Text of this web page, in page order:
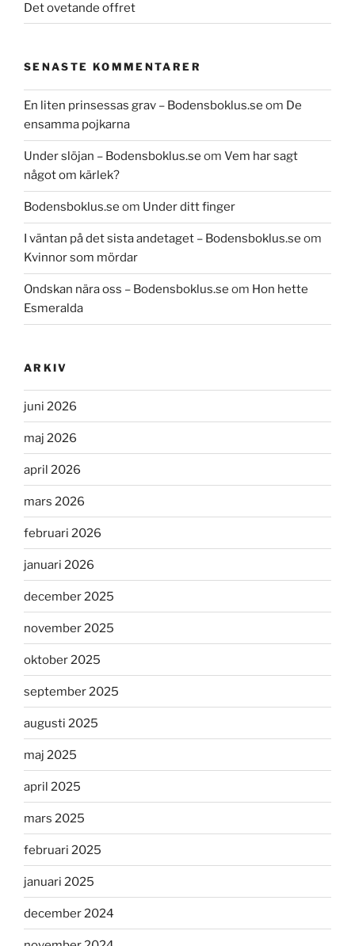
Det ovetande offret
SENASTE KOMMENTARER
En liten prinsessas grav – Bodensboklus.se om De
ensamma pojkarna
Under slöjan – Bodensboklus.se om Vem har sagt
något om kärlek?
Bodensboklus.se om Under ditt finger
I väntan på det sista andetaget – Bodensboklus.se om
Kvinnor som mördar
Ondskan nära oss – Bodensboklus.se om Hon hette
Esmeralda
ARKIV
juni 2026
maj 2026
april 2026
mars 2026
februari 2026
januari 2026
december 2025
november 2025
oktober 2025
september 2025
augusti 2025
maj 2025
april 2025
mars 2025
februari 2025
januari 2025
december 2024